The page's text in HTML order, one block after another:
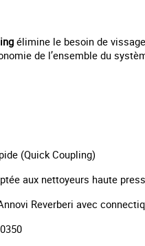
élimine le besoin de
de l’ensemble du
(Quick Coupling)
aux nettoyeurs haute
Reverberi avec